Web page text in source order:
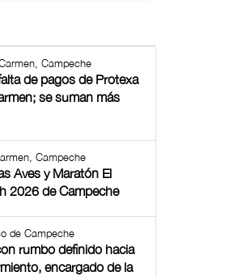
Campeche
de pagos de Protexa
se suman más
Campeche
Aves y Maratón El
2026 de Campeche
de Campeche
rumbo definido hacia
encargado de la